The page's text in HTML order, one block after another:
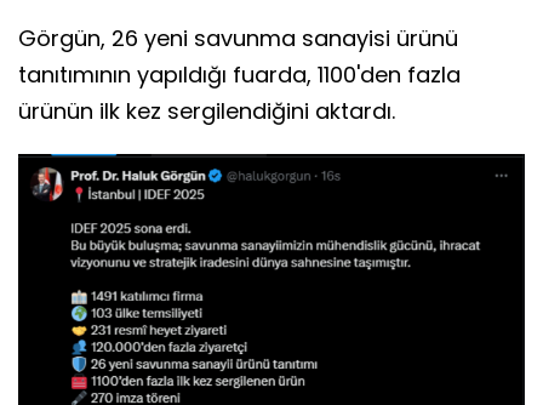
Görgün, 26 yeni savunma sanayisi ürünü
tanıtımının yapıldığı fuarda, 1100'den fazla
ürünün ilk kez sergilendiğini aktardı.